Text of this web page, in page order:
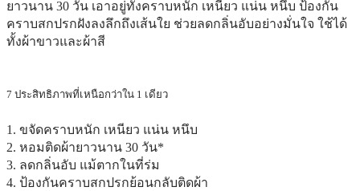
ยาวนาน 30 วัน เอาอยู่ทั้งคราบหนัก เหนียว แน่น หนึบ ป้องกัน
คราบสกปรกฝังลงลึกถึงเส้นใย ช่วยลดกลิ่นอับอย่างมั่นใจ ใช้ได้
ทั้งผ้าขาวและผ้าสี
7 ประสิทธิภาพที่เหนือกว่าใน 1 เดียว
1. ขจัดคราบหนัก เหนียว แน่น หนึบ
2. หอมติดผ้ายาวนาน 30 วัน*
3. ลดกลิ่นอับ แม้ตากในที่ร่ม
4. ป้องกันคราบสกปรกย้อนกลับติดผ้า